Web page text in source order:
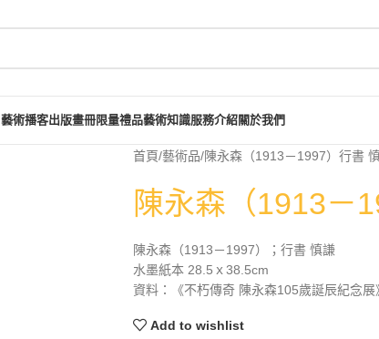
藝術播客出版畫冊限量禮品藝術知識服務介紹關於我們
首頁 藝術品 陳永森（1913－1997）行書
陳永森（1913－
陳永森（1913－1997）；行書 慎謙
水墨紙本 28.5ｘ38.5cm
資料：《不朽傳奇 陳永森105歲誕辰紀念
Add to wishlist